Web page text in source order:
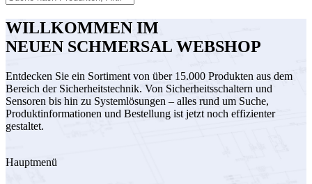
WILLKOMMEN IM
NEUEN SCHMERSAL WEBSHOP
Entdecken Sie ein Sortiment von über 15.000 Produkten aus dem
Bereich der Sicherheitstechnik. Von Sicherheitsschaltern und
Sensoren bis hin zu Systemlösungen – alles rund um Suche,
Produktinformationen und Bestellung ist jetzt noch effizienter
gestaltet.
Hauptmenü